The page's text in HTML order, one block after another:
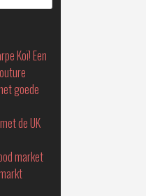
Koï! Een
goede
de UK
market